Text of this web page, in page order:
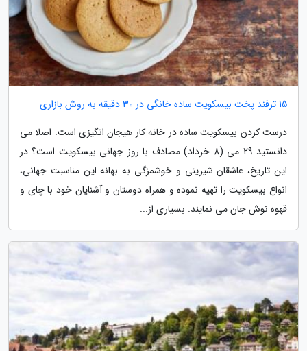
15 ترفند پخت بیسکویت ساده خانگی در 30 دقیقه به روش بازاری
درست کردن بیسکویت ساده در خانه کار هیجان انگیزی است. اصلا می
دانستید 29 می (8 خرداد) مصادف با روز جهانی بیسکویت است؟ در
این تاریخ، عاشقان شیرینی و خوشمزگی به بهانه این مناسبت جهانی،
انواع بیسکویت را تهیه نموده و همراه دوستان و آشنایان خود با چای و
قهوه نوش جان می نمایند. بسیاری از...